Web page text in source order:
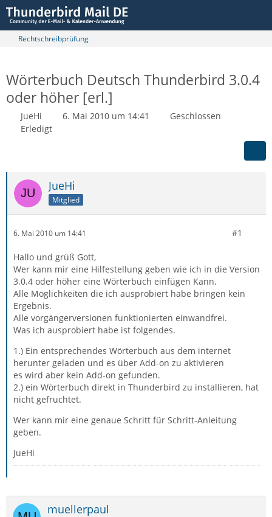
Rechtschreibprüfung
Wörterbuch Deutsch Thunderbird 3.0.4
oder höher [erl.]
JueHi 6. Mai 2010 um 14:41
Geschlossen
Erledigt
JueHi
Mitglied
6. Mai 2010 um 14:41 #1
Hallo und grüß Gott,
Wer kann mir eine Hilfestellung geben wie ich in die Version
3.0.4 oder höher eine Wörterbuch einfügen Kann.
Alle Möglichkeiten die ich ausprobiert habe bringen kein
Ergebnis.
Alle vorgängerversionen funktionierten einwandfrei.
Was ich ausprobiert habe ist folgendes.
1.) Ein entsprechendes Wörterbuch aus dem internet
herunter geladen und es über Add-on zu aktivieren
es wird aber kein Add-on gefunden.
2.) ein Wörterbuch direkt in Thunderbird zu installieren, hat
nicht gefruchtet.
Wer kann mir eine genaue Schritt für Schritt-Anleitung
geben.
JueHi
muellerpaul